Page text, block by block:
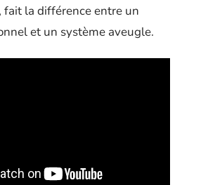
fait la différence entre un
et un système aveugle.